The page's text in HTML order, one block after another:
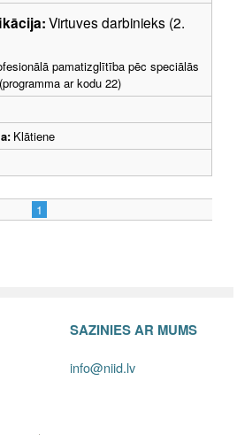
Virtuves darbinieks (2.
pamatizglītība pēc speciālās
ar kodu 22)
Klātiene
1
SAZINIES AR MUMS
info@niid.lv